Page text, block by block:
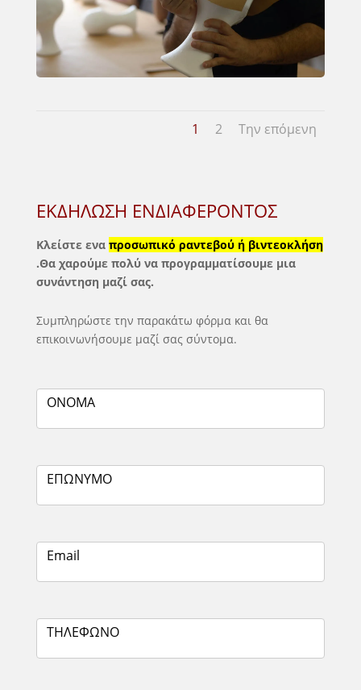
1 2 Την επόμενη
ΕΚΔΗΛΩΣΗ
ΕΝΔΙΑΦΕΡΟΝΤΟΣ
ΕΚΔΗΛΩΣΗ ΕΝΔΙΑΦΕΡΟΝΤΟΣ
Κλείστε ενα προσωπικό ραντεβού ή βιντεοκλήση
.Θα χαρούμε πολύ να προγραμματίσουμε μια
συνάντηση μαζί σας.
Συμπληρώστε την παρακάτω φόρμα και θα
επικοινωνήσουμε μαζί σας σύντομα.
ΟΝΟΜΑ
ΕΠΩΝΥΜΟ
Email
ΤΗΛΕΦΩΝΟ